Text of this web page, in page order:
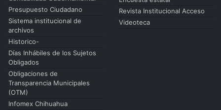
Presupuesto Ciudadano
Sistema institucional de
archivos
Historico-
Días Inhábiles de los Sujetos
Obligados
Obligaciones de
Transparencia Municipales
(OTM)
Infomex Chihuahua
Revista Institucional Acceso
Videoteca